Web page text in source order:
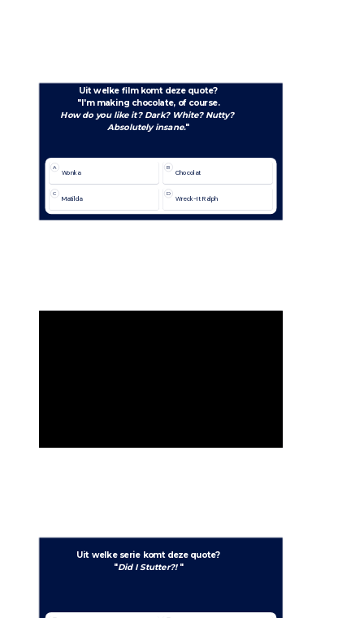
Uit welke film komt deze quote?
"I'm making chocolate, of course.
How do you like it? Dark? White? Nutty?
Absolutely insane."
A
Wonka
B
Chocolat
C
Matilda
D
Wreck-It Ralph
Uit welke serie komt deze quote?
"Did I Stutter?! "